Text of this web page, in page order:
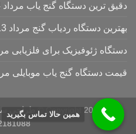
دقیق ترین دستگاه گنج یاب مرداد 14, 1405
بهترین دستگاه ردیاب گنج مرداد 13, 1405
دستگاه ژئوفیزیک برای فلزیابی
قیمت دستگاه گنج یاب موبایلی
Copyright 2026 ©
طراحی
همین حالا تماس بگیرید